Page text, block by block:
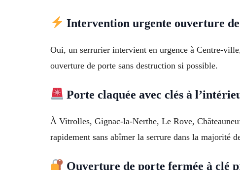
Intervention urgente ouverture
Oui, un serrurier intervient en urgence à Centre-
ouverture de porte sans destruction si possible.
Porte claquée avec clés à
À Vitrolles, Gignac-la-Nerthe, Le Rove,
rapidement sans abîmer la serrure dans la majorité
Ouverture de porte fermée à clé